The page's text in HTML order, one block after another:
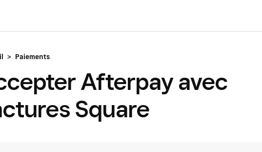
> Paiements
Afterpay avec
Square